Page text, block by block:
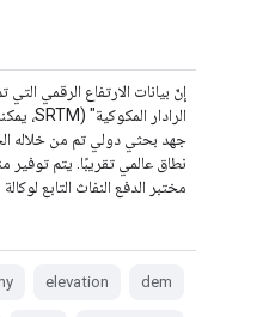
إنّ بيانات الارتفاع الرقمي
جهد بحثي دولي تم من خلاله
مختبر الدفع النفاث التابع
dem
elevation